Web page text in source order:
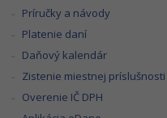
Príručky a návody
Platenie daní
Daňový kalendár
Zistenie miestnej príslušnosti
Overenie IČ DPH